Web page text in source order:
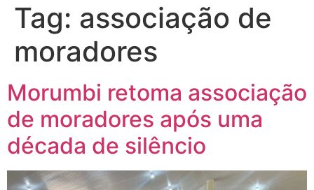
Tag: associação de
moradores
Morumbi retoma associação
de moradores após uma
década de silêncio